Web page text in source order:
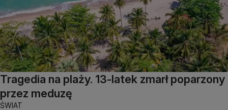
Tragedia na plaży. 13-latek zmarł poparzony
przez meduzę
ŚWIAT